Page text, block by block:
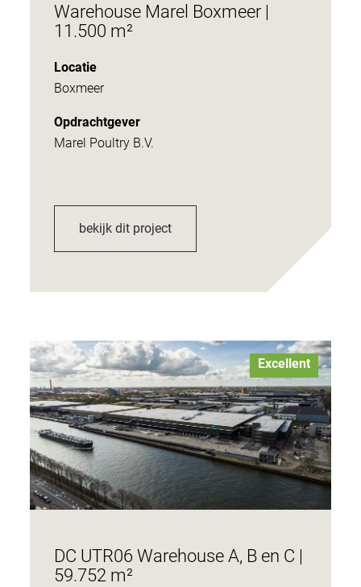
Warehouse Marel Boxmeer |
11.500 m²
Locatie
Boxmeer
Opdrachtgever
Marel Poultry B.V.
bekijk dit project
Excellent
DC UTR06 Warehouse A, B en C |
59.752 m²